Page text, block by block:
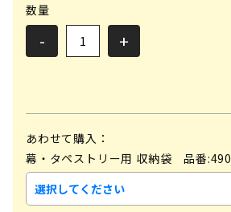
数量
- +
あわせて購入：
幕・タペストリー用 収納袋 品番:490